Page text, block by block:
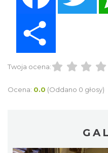
Twoja ocena:
Ocena: 0.0 (Oddano 0 głosy)